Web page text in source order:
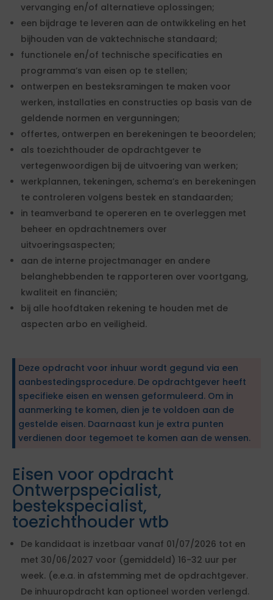
vervanging en/of alternatieve oplossingen;
een bijdrage te leveren aan de ontwikkeling en het
bijhouden van de vaktechnische standaard;
functionele en/of technische specificaties en
programma’s van eisen op te stellen;
ontwerpen en besteksramingen te maken voor
werken, installaties en constructies op basis van de
geldende normen en vergunningen;
offertes, ontwerpen en berekeningen te beoordelen;
als toezichthouder de opdrachtgever te
vertegenwoordigen bij de uitvoering van werken;
werkplannen, tekeningen, schema’s en berekeningen
te controleren volgens bestek en standaarden;
in teamverband te opereren en te overleggen met
beheer en opdrachtnemers over
uitvoeringsaspecten;
aan de interne projectmanager en andere
belanghebbenden te rapporteren over voortgang,
kwaliteit en financiën;
bij alle hoofdtaken rekening te houden met de
aspecten arbo en veiligheid.
Deze opdracht voor inhuur wordt gegund via een
aanbestedingsprocedure. De opdrachtgever heeft
specifieke eisen en wensen geformuleerd. Om in
aanmerking te komen, dien je te voldoen aan de
gestelde eisen. Daarnaast kun je extra punten
verdienen door tegemoet te komen aan de wensen.
Eisen voor opdracht
Ontwerpspecialist,
bestekspecialist,
toezichthouder wtb
De kandidaat is inzetbaar vanaf 01/07/2026 tot en
met 30/06/2027 voor (gemiddeld) 16-32 uur per
week. (e.e.a. in afstemming met de opdrachtgever.
De inhuuropdracht kan optioneel worden verlengd.